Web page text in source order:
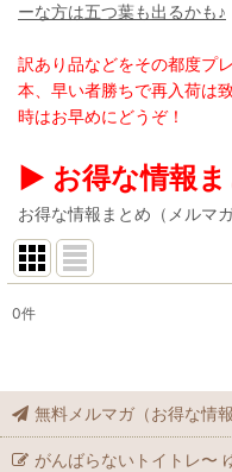
ーな方は五つ葉も出るかも♪
訳あり品などをその都度プ
本、早い者勝ちで再入荷は
時はお早めにどうぞ！
▶︎ お得な情報
お得な情報まとめ（メルマ
並び順:
0件
無料メルマガ（お得な情
がんばらないトイトレ〜